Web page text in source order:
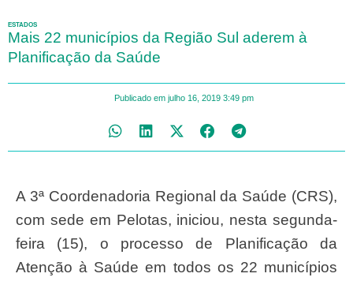
ESTADOS
Mais 22 municípios da Região Sul aderem à
Planificação da Saúde
Publicado em julho 16, 2019 3:49 pm
A 3ª Coordenadoria Regional da Saúde (CRS),
com sede em Pelotas, iniciou, nesta segunda-
feira (15), o processo de Planificação da
Atenção à Saúde em todos os 22 municípios